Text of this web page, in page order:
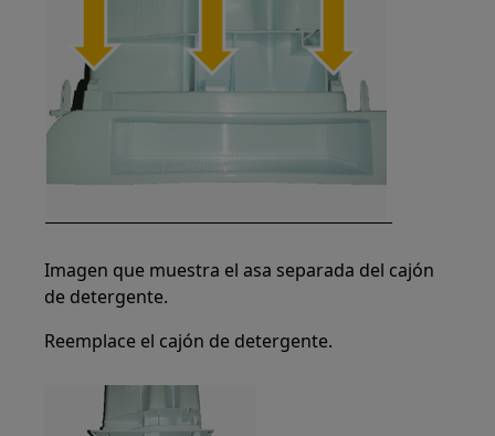
Imagen que muestra el asa separada del cajón
de detergente.
Reemplace el cajón de detergente.